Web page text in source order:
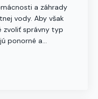
a záhrady
vody. Aby však
zvoliť správny typ
ponorné a…